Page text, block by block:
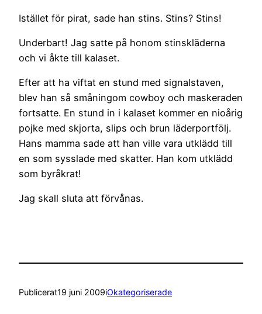
Istället för pirat, sade han stins. Stins? Stins!
Underbart! Jag satte på honom stinskläderna
och vi åkte till kalaset.
Efter att ha viftat en stund med signalstaven,
blev han så småningom cowboy och maskeraden
fortsatte. En stund in i kalaset kommer en nioårig
pojke med skjorta, slips och brun läderportfölj.
Hans mamma sade att han ville vara utklädd till
en som sysslade med skatter. Han kom utklädd
som byråkrat!
Jag skall sluta att förvånas.
Publicerat19 juni 2009iOkategoriserade